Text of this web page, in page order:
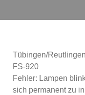
Tübingen/
FS-920
Fehler: Lampen
sich permanent zu